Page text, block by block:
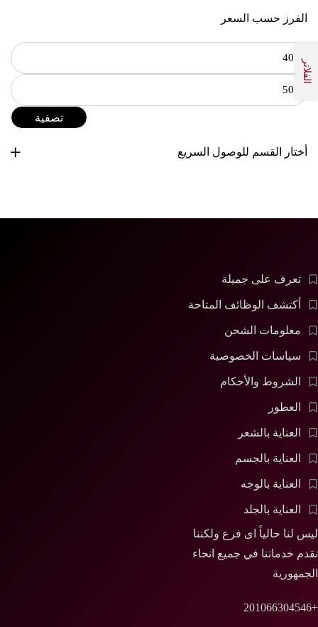
الفرز حسب السعر
تصفية
أختار القسم للوصول السريع
الفلاتر
تعرف على جميلة
أكتشف الوظائف المتاحة
معلومات الشحن
سياسات الخصوصية
الشروط والأحكام
العطور
العناية بالشعر
العناية بالجسم
العناية بالوجه
العناية بالجلد
ليس لنا حالياً اى فرع ولكننا
نقدم خدماتنا في جميع انحاء
الجمهورية
+201066304546